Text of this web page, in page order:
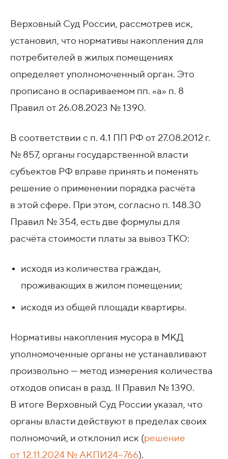
Верховный Суд России, рассмотрев иск,
установил, что нормативы накопления для
потребителей в жилых помещениях
определяет уполномоченный орган. Это
прописано в оспариваемом пп. «а» п. 8
Правил от 26.08.2023 № 1390.
В соответствии с п. 4.1 ПП РФ от 27.08.2012 г.
№ 857, органы государственной власти
субъектов РФ вправе принять и поменять
решение о применении порядка расчёта
в этой сфере. При этом, согласно п. 148.30
Правил № 354, есть две формулы для
расчёта стоимости платы за вывоз ТКО:
исходя из количества граждан,
проживающих в жилом помещении;
исходя из общей площади квартиры.
Нормативы накопления мусора в МКД
уполномоченные органы не устанавливают
произвольно — метод измерения количества
отходов описан в разд. II Правил № 1390.
В итоге Верховный Суд России указал, что
органы власти действуют в пределах своих
полномочий, и отклонил иск (решение
от 12.11.2024 № АКПИ24−766).